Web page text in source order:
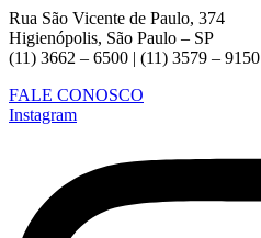
Rua São Vicente de Paulo, 374
Higienópolis, São Paulo – SP
(11) 3662 – 6500 | (11) 3579 – 9150
FALE CONOSCO
Instagram